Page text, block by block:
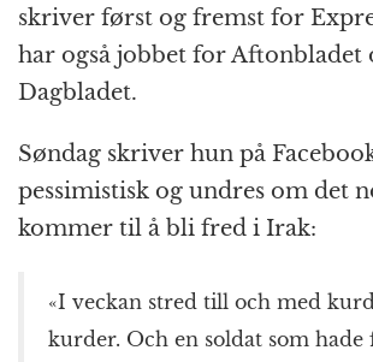
skriver først og fremst for
har også jobbet for Aftonbladet
Dagbladet.
Søndag skriver hun på
pessimistisk og undres om det
kommer til å bli fred i Irak:
«I veckan stred till och med
kurder. Och en soldat som hade